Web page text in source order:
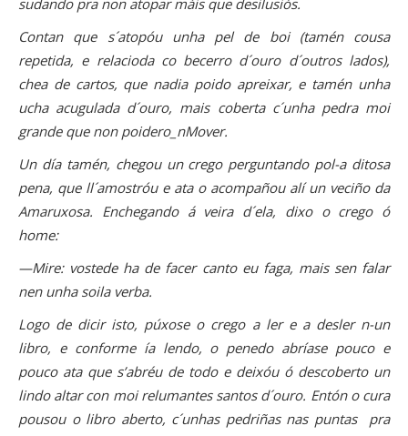
sudando pra non atopar máis que desilusiós.
Contan que s´atopóu unha pel de boi (tamén cousa
repetida, e relacioda co becerro d´ouro d´outros lados),
chea de cartos, que nadia poido apreixar, e tamén unha
ucha acugulada d´ouro, mais coberta c´unha pedra moi
grande que non poidero_nMover.
Un día tamén, chegou un crego perguntando pol-a ditosa
pena, que ll´amostróu e ata o acompañou alí un veciño da
Amaruxosa. Enchegando á veira d´ela, dixo o crego ó
home:
—Mire: vostede ha de facer canto eu faga, mais sen falar
nen unha soila verba.
Logo de dicir isto, púxose o crego a ler e a desler n-un
libro, e conforme ía lendo, o penedo abríase pouco e
pouco ata que s’abréu de todo e deixóu ó descoberto un
lindo altar con moi relumantes santos d´ouro. Entón o cura
pousou o libro aberto, c´unhas pedriñas nas puntas pra